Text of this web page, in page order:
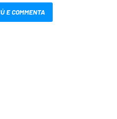
E COMMENTA